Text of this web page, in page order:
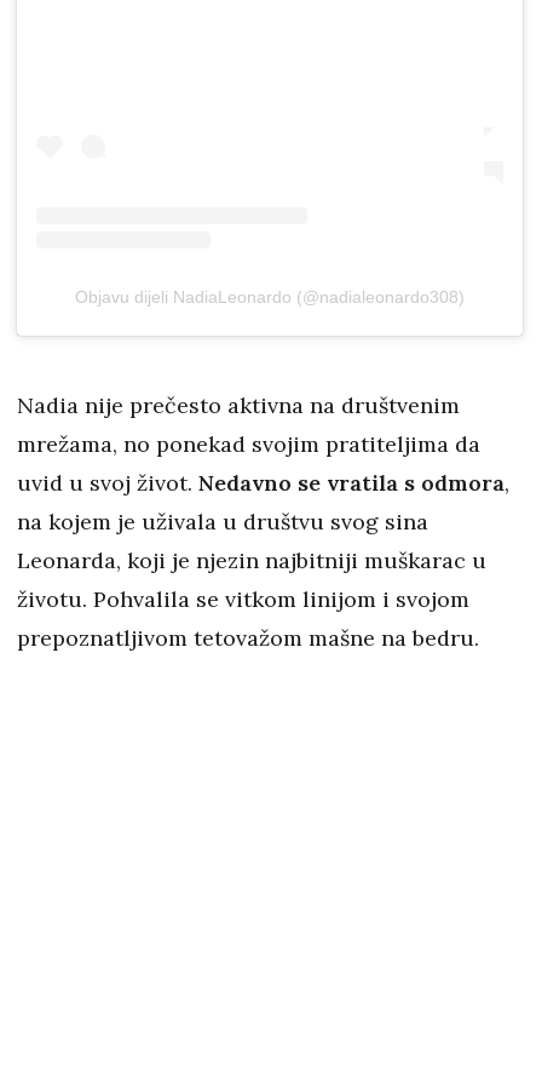
Objavu dijeli NadiaLeonardo (@nadialeonardo308)
Nadia nije prečesto aktivna na društvenim
mrežama, no ponekad svojim pratiteljima da
uvid u svoj život. Nedavno se vratila s odmora,
na kojem je uživala u društvu svog sina
Leonarda, koji je njezin najbitniji muškarac u
životu. Pohvalila se vitkom linijom i svojom
prepoznatljivom tetovažom mašne na bedru.